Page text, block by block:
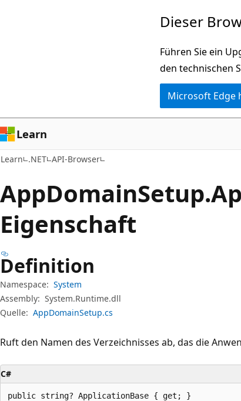
Dieser
Führen Sie ein
den technischen
Microsoft Edge
Learn
Learn .NET API-Browser
AppDomainSetup.
Eigenschaft
Definition
Namespace: System
Assembly: System.Runtime.dll
Quelle: AppDomainSetup.cs
Ruft den Namen des Verzeichnisses ab, das die
C#
public string? ApplicationBase { get; }